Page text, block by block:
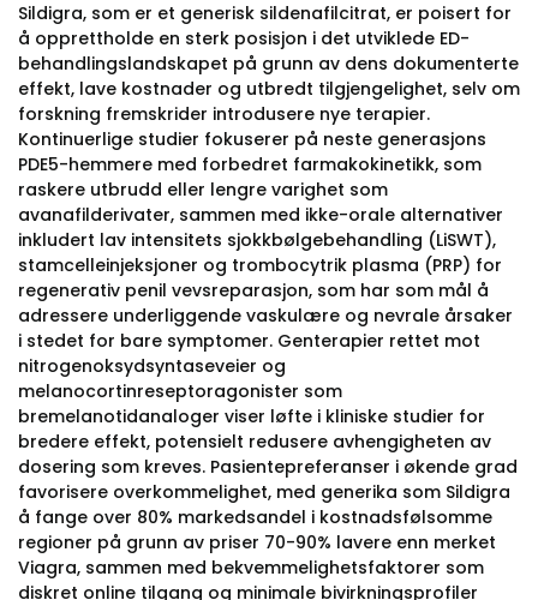
Sildigra, som er et generisk sildenafilcitrat, er poisert for
å opprettholde en sterk posisjon i det utviklede ED-
behandlingslandskapet på grunn av dens dokumenterte
effekt, lave kostnader og utbredt tilgjengelighet, selv om
forskning fremskrider introdusere nye terapier.
Kontinuerlige studier fokuserer på neste generasjons
PDE5-hemmere med forbedret farmakokinetikk, som
raskere utbrudd eller lengre varighet som
avanafilderivater, sammen med ikke-orale alternativer
inkludert lav intensitets sjokkbølgebehandling (LiSWT),
stamcelleinjeksjoner og trombocytrik plasma (PRP) for
regenerativ penil vevsreparasjon, som har som mål å
adressere underliggende vaskulære og nevrale årsaker
i stedet for bare symptomer. Genterapier rettet mot
nitrogenoksydsyntaseveier og
melanocortinreseptoragonister som
bremelanotidanaloger viser løfte i kliniske studier for
bredere effekt, potensielt redusere avhengigheten av
dosering som kreves. Pasientepreferanser i økende grad
favorisere overkommelighet, med generika som Sildigra
å fange over 80% markedsandel i kostnadsfølsomme
regioner på grunn av priser 70-90% lavere enn merket
Viagra, sammen med bekvemmelighetsfaktorer som
diskret online tilgang og minimale bivirkningsprofiler